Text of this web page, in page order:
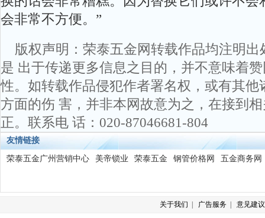
会非常不方便。”
版权声明：荣泰五金网转载作品均注明
是 出于传递更多信息之目的，并不意味着
性。如转载作品侵犯作者署名权，或有其
方面的伤 害，并非本网故意为之，在接到
正。联系电 话：020-87046681-804
友情链接
荣泰五金广州营销中心 美帝锁业 荣泰五金 钢管价格网 五金商务网
关于我们 广告服务 意见建议